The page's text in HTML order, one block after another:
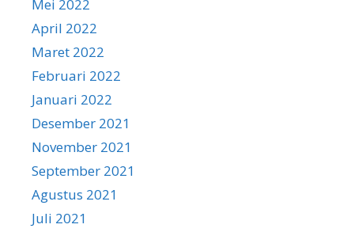
Mei 2022
April 2022
Maret 2022
Februari 2022
Januari 2022
Desember 2021
November 2021
September 2021
Agustus 2021
Juli 2021